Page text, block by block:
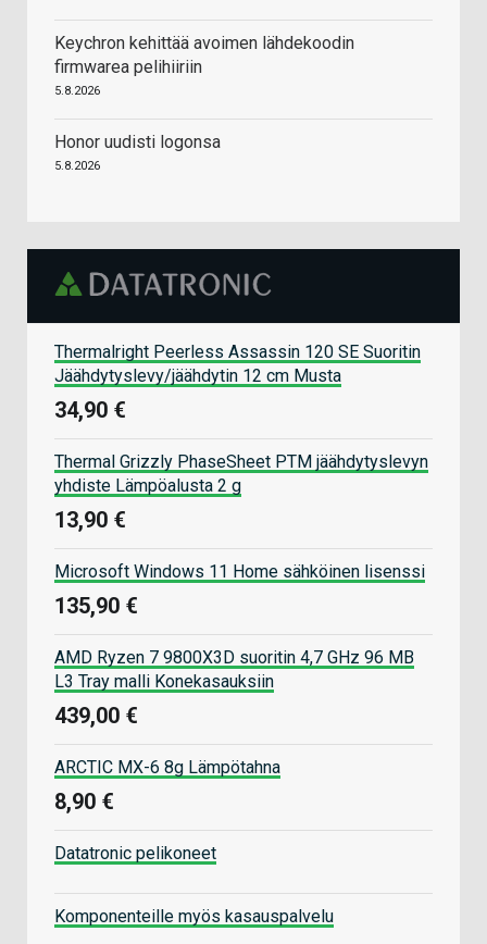
Keychron kehittää avoimen lähdekoodin
firmwarea pelihiiriin
5.8.2026
Honor uudisti logonsa
5.8.2026
Thermalright Peerless Assassin 120 SE Suoritin
Jäähdytyslevy/jäähdytin 12 cm Musta
34,90 €
Thermal Grizzly PhaseSheet PTM jäähdytyslevyn
yhdiste Lämpöalusta 2 g
13,90 €
Microsoft Windows 11 Home sähköinen lisenssi
135,90 €
AMD Ryzen 7 9800X3D suoritin 4,7 GHz 96 MB
L3 Tray malli Konekasauksiin
439,00 €
ARCTIC MX-6 8g Lämpötahna
8,90 €
Datatronic pelikoneet
Komponenteille myös kasauspalvelu